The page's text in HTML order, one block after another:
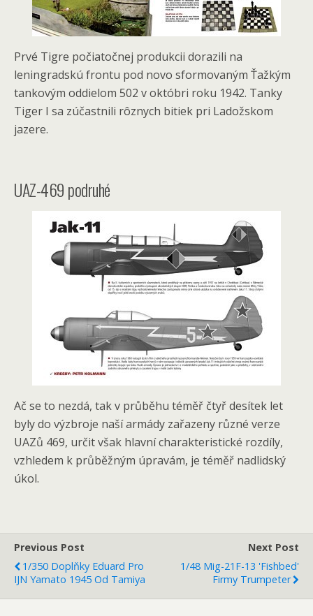
Prvé Tigre počiatočnej produkcii dorazili na
leningradskú frontu pod novo sformovaným Ťažkým
tankovým oddielom 502 v októbri roku 1942. Tanky
Tiger I sa zúčastnili rôznych bitiek pri Ladožskom
jazere.
UAZ-469 podruhé
Ač se to nezdá, tak v průběhu téměř čtyř desítek let
byly do výzbroje naší armády zařazeny různé verze
UAZů 469, určit však hlavní charakteristické rozdíly,
vzhledem k průběžným úpravám, je téměř nadlidský
úkol.
Previous Post
1/350 Doplňky Eduard Pro
IJN Yamato 1945 Od Tamiya
Next Post
1/48 Mig-21F-13 'Fishbed'
Firmy Trumpeter